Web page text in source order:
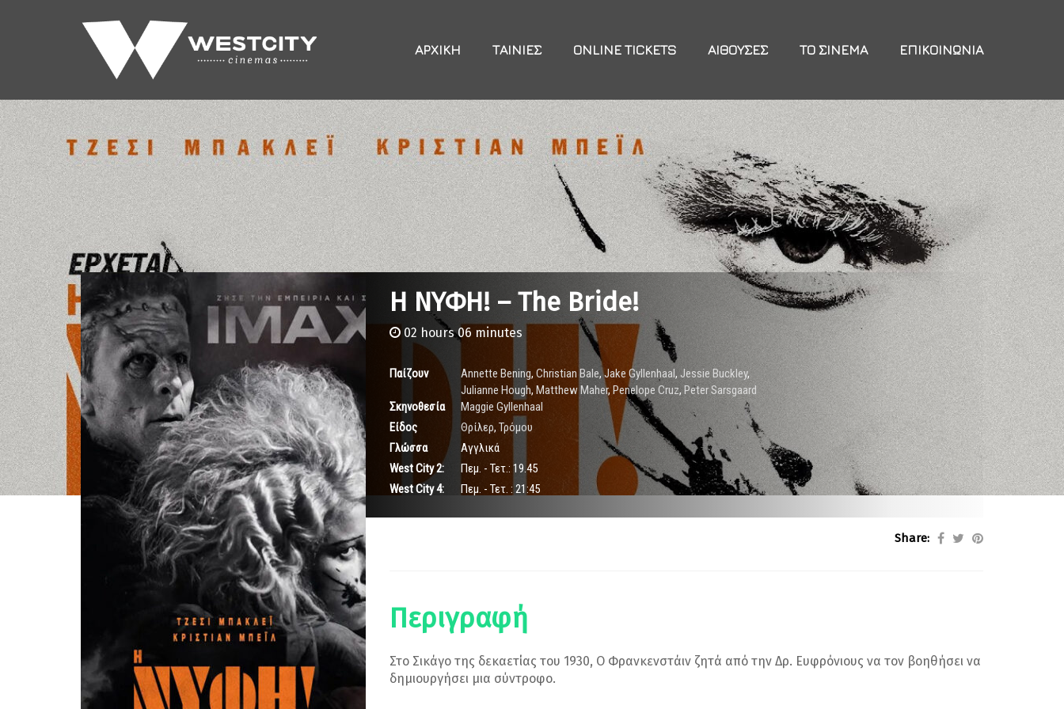
ΑΡΧΙΚΉ ΤΑΙΝΊΕΣ ONLINE TICKETS ΑΊΘΟΥΣΕΣ ΤΟ ΣΙΝΕΜΆ ΕΠΙΚΟΙΝΩΝΊΑ
Η ΝΥΦΗ! – The Bride!
02 hours 06 minutes
Παίζουν Annette Bening, Christian Bale,Jake Gyllenhaal, Jessie Buckley,
Julianne Hough, Matthew Maher, Penelope Cruz, Peter Sarsgaard
Σκηνοθεσία
Maggie Gyllenhaal
Είδος
Θρίλερ, Τρόμου
Γλώσσα
Αγγλικά
West City 2:
Πεμ. - Τετ.: 19.45
West City 4:
Πεμ. - Τετ. : 21:45
Share:
Περιγραφή
Στο Σικάγο της δεκαετίας του 1930, Ο Φρανκενστάιν ζητά από την Δρ. Ευφρόνιους να τον βοηθήσει να
δημιουργήσει μια σύντροφο.